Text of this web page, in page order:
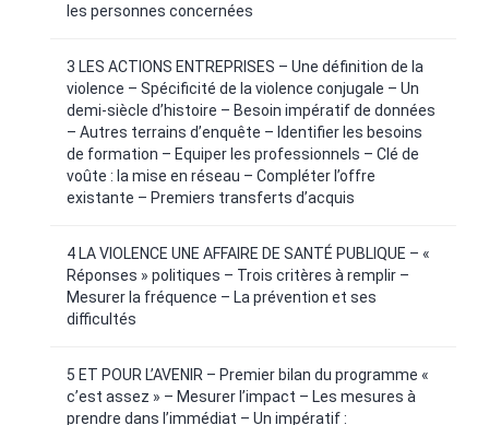
les personnes concernées
3 LES ACTIONS ENTREPRISES – Une définition de la
violence – Spécificité de la violence conjugale – Un
demi-siècle d’histoire – Besoin impératif de données
– Autres terrains d’enquête – Identifier les besoins
de formation – Equiper les professionnels – Clé de
voûte : la mise en réseau – Compléter l’offre
existante – Premiers transferts d’acquis
4 LA VIOLENCE UNE AFFAIRE DE SANTÉ PUBLIQUE – «
Réponses » politiques – Trois critères à remplir –
Mesurer la fréquence – La prévention et ses
difficultés
5 ET POUR L’AVENIR – Premier bilan du programme «
c’est assez » – Mesurer l’impact – Les mesures à
prendre dans l’immédiat – Un impératif :